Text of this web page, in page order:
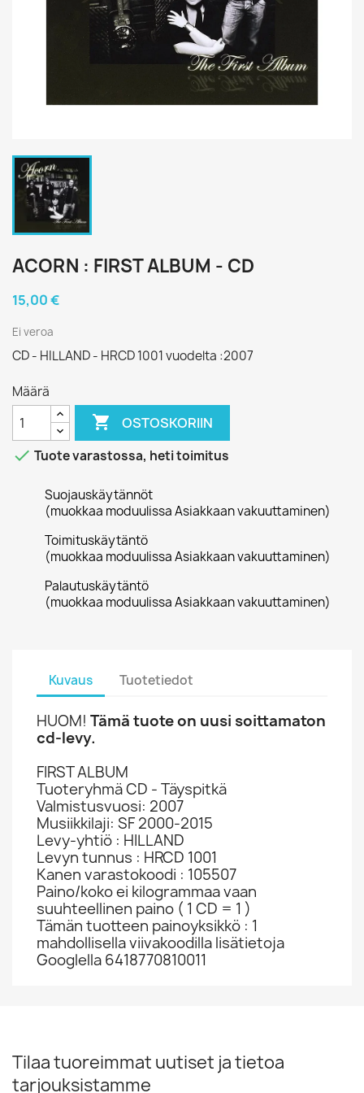
ACORN : FIRST ALBUM - CD
15,00 €
Ei veroa
CD - HILLAND - HRCD 1001 vuodelta :2007
Määrä
 OSTOSKORIIN
 Tuote varastossa, heti toimitus
Suojauskäytännöt
(muokkaa moduulissa Asiakkaan vakuuttaminen)
Toimituskäytäntö
(muokkaa moduulissa Asiakkaan vakuuttaminen)
Palautuskäytäntö
(muokkaa moduulissa Asiakkaan vakuuttaminen)
Kuvaus Tuotetiedot
HUOM! Tämä tuote on uusi soittamaton
cd-levy.
FIRST ALBUM
Tuoteryhmä CD - Täyspitkä
Valmistusvuosi: 2007
Musiikkilaji: SF 2000-2015
Levy-yhtiö : HILLAND
Levyn tunnus : HRCD 1001
Kanen varastokoodi : 105507
Paino/koko ei kilogrammaa vaan
suuhteellinen paino ( 1 CD = 1 )
Tämän tuotteen painoyksikkö : 1
mahdollisella viivakoodilla lisätietoja
Googlella 6418770810011
Tilaa tuoreimmat uutiset ja tietoa
tarjouksistamme